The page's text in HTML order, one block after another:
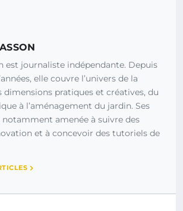
est journaliste indépendante. Depuis
elle couvre l’univers de la
dimensions pratiques et créatives, du
à l’aménagement du jardin. Ses
notamment amenée à suivre des
et à concevoir des tutoriels de